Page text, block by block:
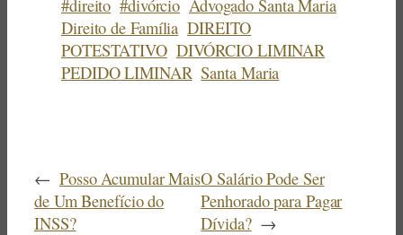
#direito #divórcio Advogado Santa Maria
Direito de Família DIREITO
POTESTATIVO DIVÓRCIO LIMINAR
PEDIDO LIMINAR Santa Maria
← Posso Acumular Mais
de Um Benefício do
INSS?
O Salário Pode Ser
Penhorado para Pagar
Dívida? →